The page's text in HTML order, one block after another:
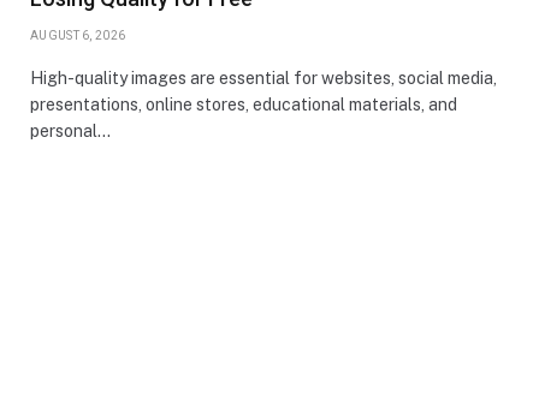
AUGUST 6, 2026
High-quality images are essential for websites, social media,
presentations, online stores, educational materials, and
personal…